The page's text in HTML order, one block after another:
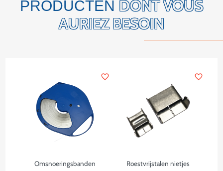
PRODUCTEN DONT VOUS
AURIEZ BESOIN
Omsnoeringsbanden
favorite_border
Roestvrijstalen nietjes
favorite_border